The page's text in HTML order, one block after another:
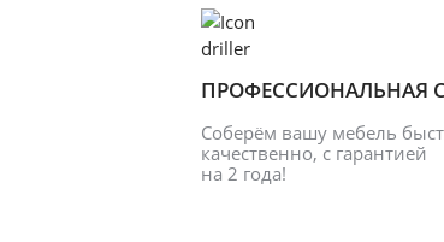
ПРОФЕССИОНАЛЬНАЯ
Соберём вашу мебель
качественно, с гарантией
на 2 года!